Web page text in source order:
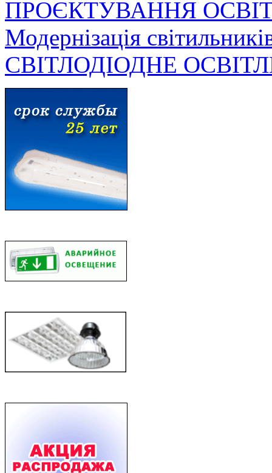
ПРОЄКТУВАННЯ
Модернізація
СВІТЛОДІОДНЕ